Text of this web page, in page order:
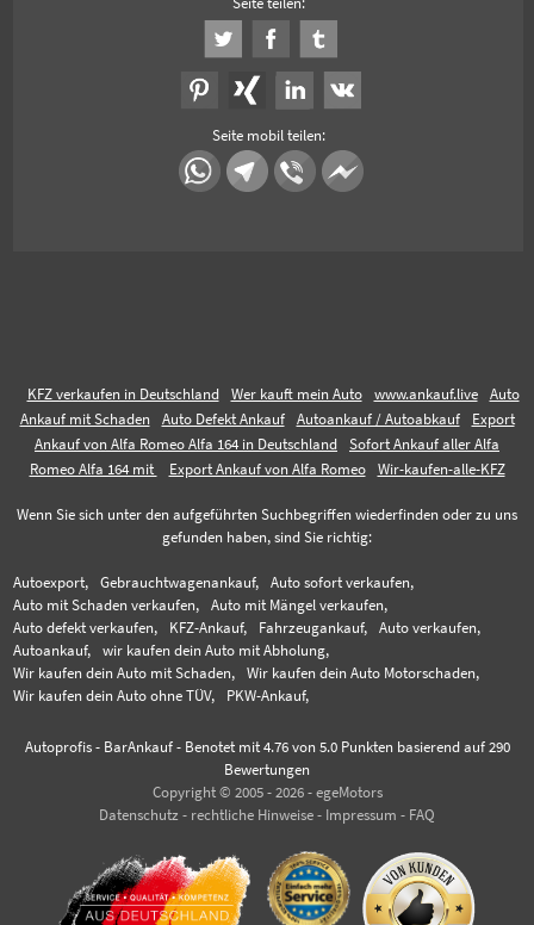
Seite mobil teilen:
KFZ verkaufen in Deutschland Wer kauft mein Auto www.ankauf.live
Auto
Ankauf mit Schaden
Auto Defekt Ankauf Autoankauf / Autoabkauf
Export
Ankauf von Alfa Romeo Alfa 164 in Deutschland
Sofort Ankauf aller Alfa
Romeo Alfa 164 mit
Export Ankauf von Alfa Romeo Wir-kaufen-alle-KFZ
Wenn Sie sich unter den aufgeführten Suchbegriffen wiederfinden oder zu uns
gefunden haben, sind Sie richtig:
Autoexport, Gebrauchtwagenankauf,
Auto sofort verkaufen,
Auto mit Schaden verkaufen,
Auto mit Mängel verkaufen,
Auto defekt verkaufen,
KFZ-Ankauf, Fahrzeugankauf,
Auto verkaufen,
Autoankauf,
wir kaufen dein Auto mit Abholung,
Wir kaufen dein Auto mit Schaden,
Wir kaufen dein Auto Motorschaden,
Wir kaufen dein Auto ohne TÜV,
PKW-Ankauf,
Autoprofis - BarAnkauf- Benotet mit 4.76von 5.0 Punkten basierend auf 290
Bewertungen
Copyright © 2005 - 2026 - egeMotors
Datenschutz - rechtliche Hinweise - Impressum - FAQ